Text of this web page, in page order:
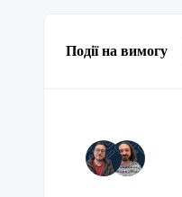
Події на вимогу